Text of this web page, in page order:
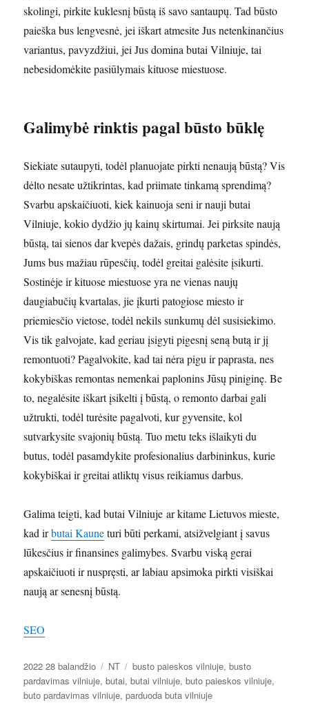
skolingi, pirkite kuklesnį būstą iš savo santaupų. Tad būsto
paieška bus lengvesnė, jei iškart atmesite Jus netenkinančius
variantus, pavyzdžiui, jei Jus domina butai Vilniuje, tai
nebesidomėkite pasiūlymais kituose miestuose.
Galimybė rinktis pagal būsto būklę
Siekiate sutaupyti, todėl planuojate pirkti nenaują būstą? Vis
dėlto nesate užtikrintas, kad priimate tinkamą sprendimą?
Svarbu apskaičiuoti, kiek kainuoja seni ir nauji butai
Vilniuje, kokio dydžio jų kainų skirtumai. Jei pirksite naują
būstą, tai sienos dar kvepės dažais, grindų parketas spindės,
Jums bus mažiau rūpesčių, todėl greitai galėsite įsikurti.
Sostinėje ir kituose miestuose yra ne vienas naujų
daugiabučių kvartalas, jie įkurti patogiose miesto ir
priemiesčio vietose, todėl nekils sunkumų dėl susisiekimo.
Vis tik galvojate, kad geriau įsigyti pigesnį seną butą ir jį
remontuoti? Pagalvokite, kad tai nėra pigu ir paprasta, nes
kokybiškas remontas nemenkai paplonins Jūsų piniginę. Be
to, negalėsite iškart įsikelti į būstą, o remonto darbai gali
užtrukti, todėl turėsite pagalvoti, kur gyvensite, kol
sutvarkysite svajonių būstą. Tuo metu teks išlaikyti du
butus, todėl pasamdykite profesionalius darbininkus, kurie
kokybiškai ir greitai atliktų visus reikiamus darbus.
Galima teigti, kad butai Vilniuje ar kitame Lietuvos mieste,
kad irbutai Kauneturi būti perkami, atsižvelgiant į savus
lūkesčius ir finansines galimybes. Svarbu viską gerai
apskaičiuoti ir nuspręsti, ar labiau apsimoka pirkti visiškai
naują ar senesnį būstą.
SEO
Paskelbta
2022 28 balandžio Kategorijos
NT Žymos
busto paieskos vilniuje,busto
pardavimas vilniuje,butai,butai vilniuje,buto paieskos vilniuje,
buto pardavimas vilniuje,parduoda buta vilniuje